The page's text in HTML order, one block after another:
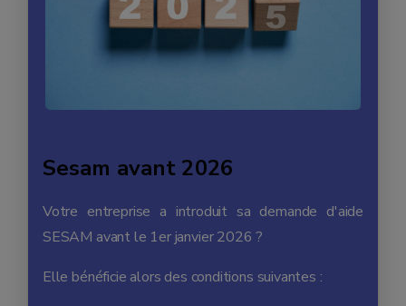
Sesam avant 2026
Votre entreprise a introduit sa demande d'aide
SESAM avant le 1er janvier 2026 ?
Elle bénéficie alors des conditions suivantes :